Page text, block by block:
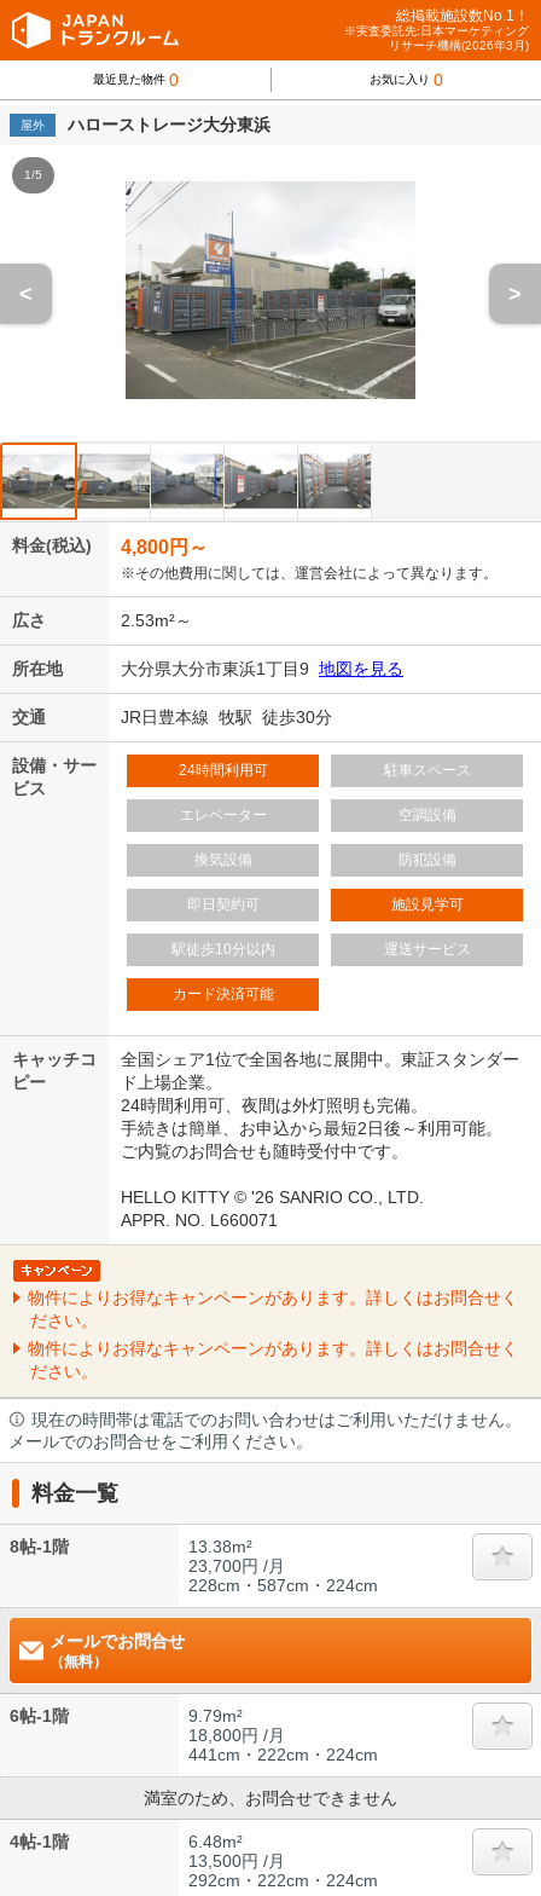
総掲載施設数No.1！
※実査委託先:日本マーケティング
リサーチ機構(2026年3月)
最近見た物件 0 お気に入り 0
屋外 ハローストレージ大分東浜
1/5
< >
料金(税込) 4,800円～
※その他費用に関しては、運営会社によって異なります。
広さ 2.53m²～
所在地 大分県大分市東浜1丁目9 地図を見る
交通 JR日豊本線 牧駅 徒歩30分
設備・サー
ビス
24時間利用可 駐車スペース
エレベーター 空調設備
換気設備 防犯設備
即日契約可 施設見学可
駅徒歩10分以内 運送サービス
カード決済可能
キャッチコ
ピー
全国シェア1位で全国各地に展開中。東証スタンダー
ド上場企業。
24時間利用可、夜間は外灯照明も完備。
手続きは簡単、お申込から最短2日後～利用可能。
ご内覧のお問合せも随時受付中です。
HELLO KITTY © '26 SANRIO CO., LTD.
APPR. NO. L660071
物件によりお得なキャンペーンがあります。詳しくはお問合せく
ださい。
物件によりお得なキャンペーンがあります。詳しくはお問合せく
ださい。
現在の時間帯は電話でのお問い合わせはご利用いただけません。
メールでのお問合せをご利用ください。
料金一覧
8帖-1階
13.38m²
23,700円 /月
228cm・587cm・224cm
メールでお問合せ
（無料）
6帖-1階
9.79m²
18,800円 /月
441cm・222cm・224cm
満室のため、お問合せできません
4帖-1階
6.48m²
13,500円 /月
292cm・222cm・224cm